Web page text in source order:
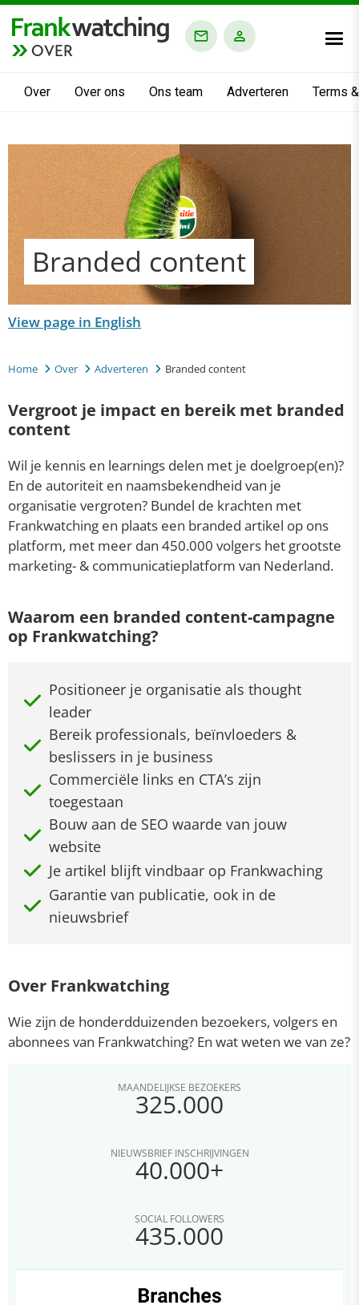
OVER
Over Over ons Ons team Adverteren Terms
Branded content
View page in English
Home Over Adverteren Branded content
Vergroot je impact en bereik met branded
content
Wil je kennis en learnings delen met je doelgroep(en)?
En de autoriteit en naamsbekendheid van je
organisatie vergroten? Bundel de krachten met
Frankwatching en plaats een branded artikel op ons
platform, met meer dan 450.000 volgers het grootste
marketing- & communicatieplatform van Nederland.
Waarom een branded content-campagne
op Frankwatching?
Positioneer je organisatie als thought
leader
Bereik professionals, beïnvloeders &
beslissers in je business
Commerciële links en CTA’s zijn
toegestaan
Bouw aan de SEO waarde van jouw
website
Je artikel blijft vindbaar op Frankwaching
Garantie van publicatie, ook in de
nieuwsbrief
Over Frankwatching
Wie zijn de honderdduizenden bezoekers, volgers en
abonnees van Frankwatching? En wat weten we van ze?
MAANDELIJKSE BEZOEKERS
325.000
NIEUWSBRIEF INSCHRIJVINGEN
40.000+
SOCIAL FOLLOWERS
435.000